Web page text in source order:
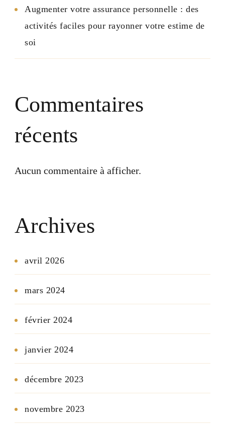
Augmenter votre assurance personnelle : des
activités faciles pour rayonner votre estime de
soi
Commentaires
récents
Aucun commentaire à afficher.
Archives
avril 2026
mars 2024
février 2024
janvier 2024
décembre 2023
novembre 2023